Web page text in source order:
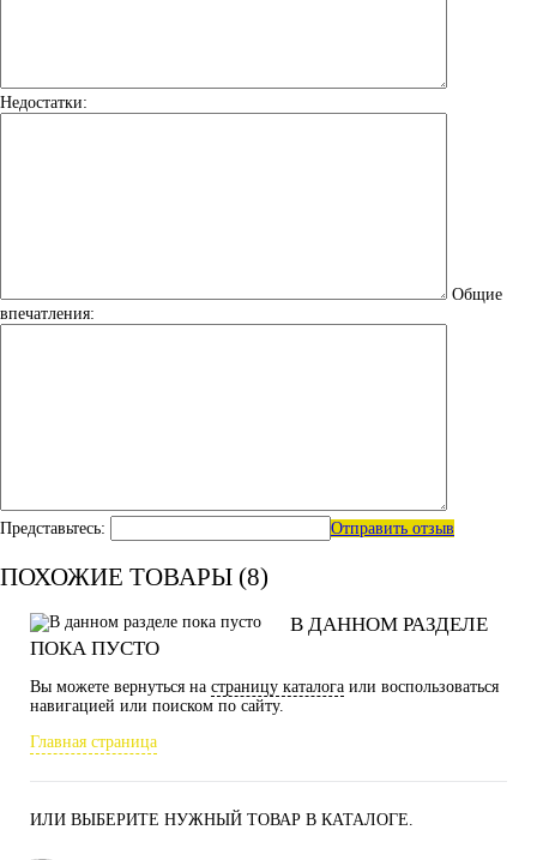
Недостатки:
Общие
впечатления:
Представьтесь: Отправить отзыв
ПОХОЖИЕ ТОВАРЫ (8)
В ДАННОМ РАЗДЕЛЕ
ПОКА ПУСТО
Вы можете вернуться на страницу каталога или воспользоваться
навигацией или поиском по сайту.
Главная страница
ИЛИ ВЫБЕРИТЕ НУЖНЫЙ ТОВАР В КАТАЛОГЕ.